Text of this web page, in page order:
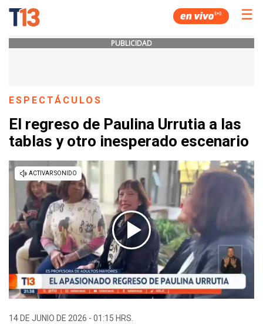
☰
PUBLICIDAD
ESPECTÁCULOS
El regreso de Paulina Urrutia a las
tablas y otro inesperado escenario
14 DE JUNIO DE 2026 - 01:15 HRS.